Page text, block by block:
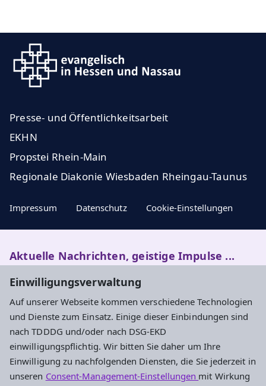
Einwilligungsverwaltung
Auf unserer Webseite kommen verschiedene Technologien
und Dienste zum Einsatz. Einige dieser Einbindungen sind
nach TDDDG und/oder nach DSG-EKD
einwilligungspflichtig. Wir bitten Sie daher um Ihre
Einwilligung zu nachfolgenden Diensten, die Sie jederzeit in
unseren Consent-Management-Einstellungen mit Wirkung
Presse- und Öffentlichkeitsarbeit
EKHN
Propstei Rhein-Main
Regionale Diakonie Wiesbaden Rheingau-Taunus
Impressum Datenschutz Cookie-Einstellungen
Aktuelle Nachrichten, geistige Impulse ...
Newsletter entdecken
Adresse
Evangelisches Dekanat Rheingau-Taunus
Aarstraße 44